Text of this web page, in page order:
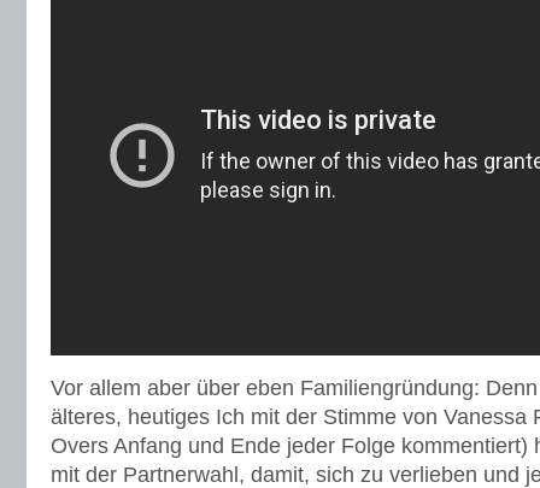
Vor allem aber über eben Familiengründung:
älteres, heutiges Ich mit der Stimme von Vanessa
Overs Anfang und Ende jeder Folge kommentiert)
mit der Partnerwahl, damit, sich zu verlieben und